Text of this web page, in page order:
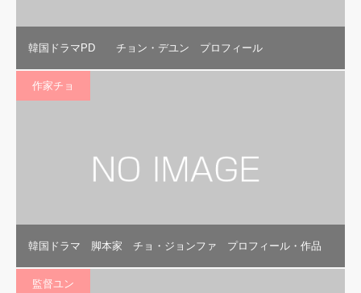
韓国ドラマPD チョン・デユン プロフィール
作家チョ
韓国ドラマ 脚本家 チョ・ジョンファ プロフィール・作品
監督ユン